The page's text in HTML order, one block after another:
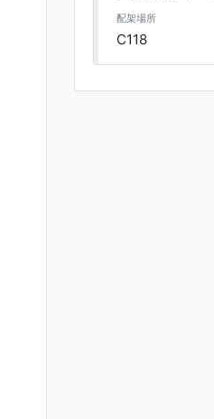
配架場所
C118